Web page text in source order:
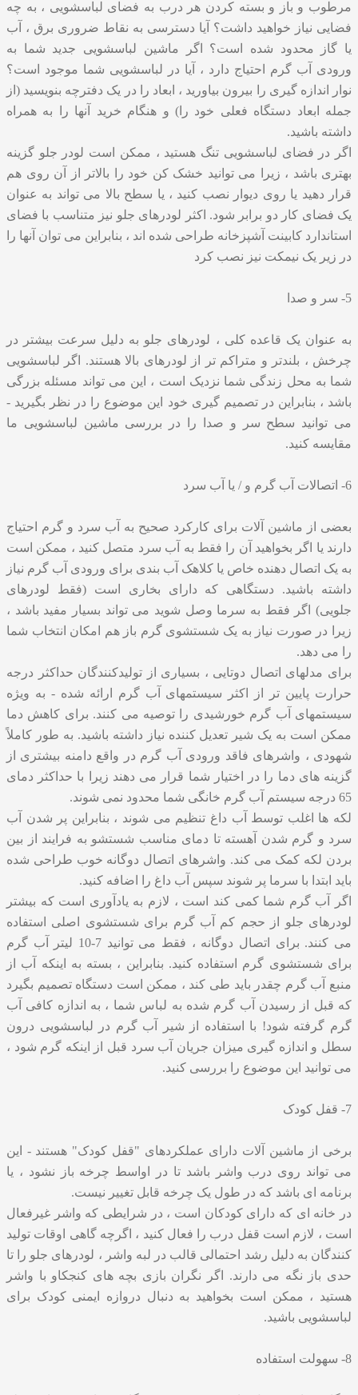
مرطوب و باز و بسته کردن هر درب به فضای لباسشویی ، به چه
فضایی نیاز خواهید داشت؟ آیا دسترسی به نقاط ضروری برق ، آب
یا گاز محدود شده است؟ اگر ماشین لباسشویی جدید شما به
ورودی آب گرم احتیاج دارد ، آیا در لباسشویی شما موجود است؟
نوار اندازه گیری را بیرون بیاورید ، ابعاد را در یک دفترچه بنویسید (از
جمله ابعاد دستگاه فعلی خود را) و هنگام خرید آنها را به همراه
داشته باشید.
اگر در فضای لباسشویی تنگ هستید ، ممکن است لودر جلو گزینه
بهتری باشد ، زیرا می توانید خشک کن خود را بالاتر از آن روی هم
قرار دهید یا روی دیوار نصب کنید ، یا سطح بالا می تواند به عنوان
یک فضای کار دو برابر شود. اکثر لودرهای جلو نیز متناسب با فضای
استاندارد کابینت آشپزخانه طراحی شده اند ، بنابراین می توان آنها را
در زیر یک نیمکت نیز نصب کرد
5- سر و صدا
به عنوان یک قاعده کلی ، لودرهای جلو به دلیل سرعت بیشتر در
چرخش ، بلندتر و متراکم تر از لودرهای بالا هستند. اگر لباسشویی
شما به محل زندگی شما نزدیک است ، این می تواند مسئله بزرگی
باشد ، بنابراین در تصمیم گیری خود این موضوع را در نظر بگیرید -
می توانید سطح سر و صدا را در بررسی ماشین لباسشویی ما
مقایسه کنید.
6- اتصالات آب گرم و / یا آب سرد
بعضی از ماشین آلات برای کارکرد صحیح به آب سرد و گرم احتیاج
دارند یا اگر بخواهید آن را فقط به آب سرد متصل کنید ، ممکن است
به یک اتصال دهنده خاص یا کلاهک آب بندی برای ورودی آب گرم نیاز
داشته باشید. دستگاهی که دارای بخاری است (فقط لودرهای
جلویی) اگر فقط به سرما وصل شوید می تواند بسیار مفید باشد ،
زیرا در صورت نیاز به یک شستشوی گرم باز هم امکان انتخاب شما
را می دهد.
برای مدلهای اتصال دوتایی ، بسیاری از تولیدکنندگان حداکثر درجه
حرارت پایین تر از اکثر سیستمهای آب گرم ارائه شده - به ویژه
سیستمهای آب گرم خورشیدی را توصیه می کنند. برای کاهش دما
ممکن است به یک شیر تعدیل کننده نیاز داشته باشید. به طور کاملاً
شهودی ، واشرهای فاقد ورودی آب گرم در واقع دامنه بیشتری از
گزینه های دما را در اختیار شما قرار می دهند زیرا با حداکثر دمای
65 درجه سیستم آب گرم خانگی شما محدود نمی شوند.
لکه ها اغلب توسط آب داغ تنظیم می شوند ، بنابراین پر شدن آب
سرد و گرم شدن آهسته تا دمای مناسب شستشو به فرایند از بین
بردن لکه کمک می کند. واشرهای اتصال دوگانه خوب طراحی شده
باید ابتدا با سرما پر شوند سپس آب داغ را اضافه کنید.
اگر آب گرم شما کمی کند است ، لازم به یادآوری است که بیشتر
لودرهای جلو از حجم کم آب گرم برای شستشوی اصلی استفاده
می کنند. برای اتصال دوگانه ، فقط می توانید 7-10 لیتر آب گرم
برای شستشوی گرم استفاده کنید. بنابراین ، بسته به اینکه آب از
منبع آب گرم چقدر باید طی کند ، ممکن است دستگاه تصمیم بگیرد
که قبل از رسیدن آب گرم شده به لباس شما ، به اندازه کافی آب
گرم گرفته شود! با استفاده از شیر آب گرم در لباسشویی درون
سطل و اندازه گیری میزان جریان آب سرد قبل از اینکه گرم شود ،
می توانید این موضوع را بررسی کنید.
7- قفل کودک
برخی از ماشین آلات دارای عملکردهای "قفل کودک" هستند - این
می تواند روی درب واشر باشد تا در اواسط چرخه باز نشود ، یا
برنامه ای باشد که در طول یک چرخه قابل تغییر نیست.
در خانه ای که دارای کودکان است ، در شرایطی که واشر غیرفعال
است ، لازم است قفل درب را فعال کنید ، اگرچه گاهی اوقات تولید
کنندگان به دلیل رشد احتمالی قالب در لبه واشر ، لودرهای جلو را تا
حدی باز نگه می دارند. اگر نگران بازی بچه های کنجکاو با واشر
هستید ، ممکن است بخواهید به دنبال دروازه ایمنی کودک برای
لباسشویی باشید.
8- سهولت استفاده